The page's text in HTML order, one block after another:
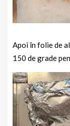
Apoi în folie de
150 de grade